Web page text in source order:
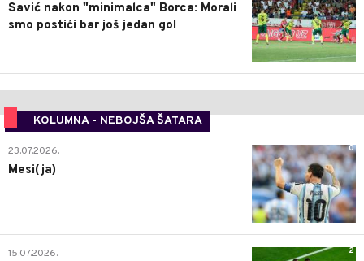
Savić nakon "minimalca" Borca: Morali
smo postići bar još jedan gol
KOLUMNA - NEBOJŠA ŠATARA
0
23.07.2026.
Mesi(ja)
2
15.07.2026.